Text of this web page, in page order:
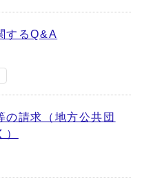
するQ&A
の請求（地方公共団